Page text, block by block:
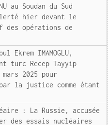
au Soudan du Sud
hier devant le
des opérations de
IMAMOGLU,
turc Recep Tayyip
mars 2025 pour
la justice comme étant
: La Russie, accusée
des essais nucléaires